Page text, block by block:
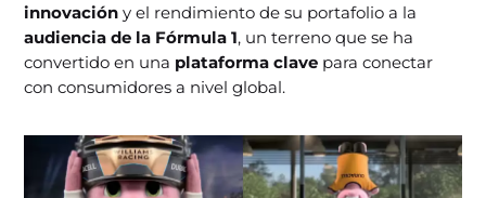
innovación y el rendimiento de su portafolio a la
audiencia de la Fórmula 1, un terreno que se ha
convertido en una plataforma clave para conectar
con consumidores a nivel global.